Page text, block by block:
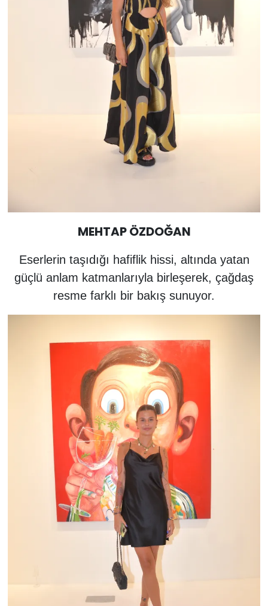
MEHTAP ÖZDOĞAN
Eserlerin taşıdığı hafiflik hissi, altında yatan
güçlü anlam katmanlarıyla birleşerek, çağdaş
resme farklı bir bakış sunuyor.